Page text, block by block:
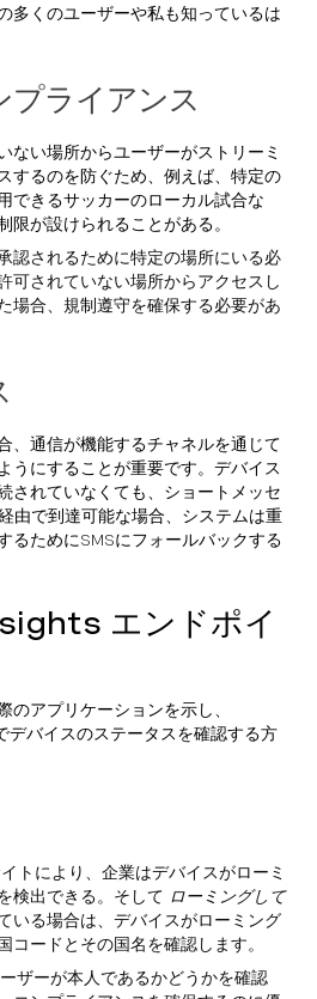
多くのユーザーや私も知っているは
プライアンス
ない場所からユーザーがストリーミ
するのを防ぐため、例えば、特定の
できるサッカーのローカル試合な
限が設けられることがある。
認されるために特定の場所にいる必
可されていない場所からアクセスし
場合、規制遵守を確保する必要があ
、通信が機能するチャネルを通じて
うにすることが重要です。デバイス
されていなくても、ショートメッセ
由で到達可能な場合、システムは重
るためにSMSにフォールバックする
エンドポイ
のアプリケーションを示し、
バイスのステータスを確認する方
トにより、企業はデバイスがローミ
検出できる。そして ローミングして
いる場合は、デバイスがローミング
コードとその国名を確認します。
ザーが本人であるかどうかを確認